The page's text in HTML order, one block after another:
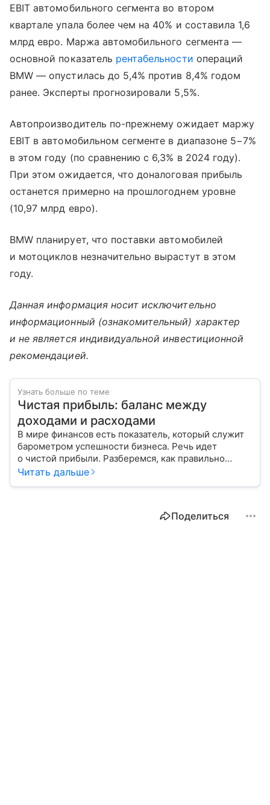
EBIT автомобильного сегмента во втором
квартале упала более чем на 40% и составила 1,6
млрд евро. Маржа автомобильного сегмента —
основной показатель рентабельности операций
BMW — опустилась до 5,4% против 8,4% годом
ранее. Эксперты прогнозировали 5,5%.
Автопроизводитель по-прежнему ожидает маржу
EBIT в автомобильном сегменте в диапазоне 5−7%
в этом году (по сравнению с 6,3% в 2024 году).
При этом ожидается, что доналоговая прибыль
останется примерно на прошлогоднем уровне
(10,97 млрд евро).
BMW планирует, что поставки автомобилей
и мотоциклов незначительно вырастут в этом
году.
Данная информация носит исключительно
информационный (ознакомительный) характер
и не является индивидуальной инвестиционной
рекомендацией.
Узнать больше по теме
Чистая прибыль: баланс между
доходами и расходами
В мире финансов есть показатель, который служит
барометром успешности бизнеса. Речь идет
о чистой прибыли. Разберемся, как правильно
ее рассчитать и распределить.
Читать дальше
Поделиться